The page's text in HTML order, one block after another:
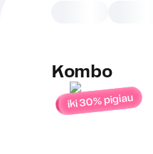
Kombo
iki 30% pigiau